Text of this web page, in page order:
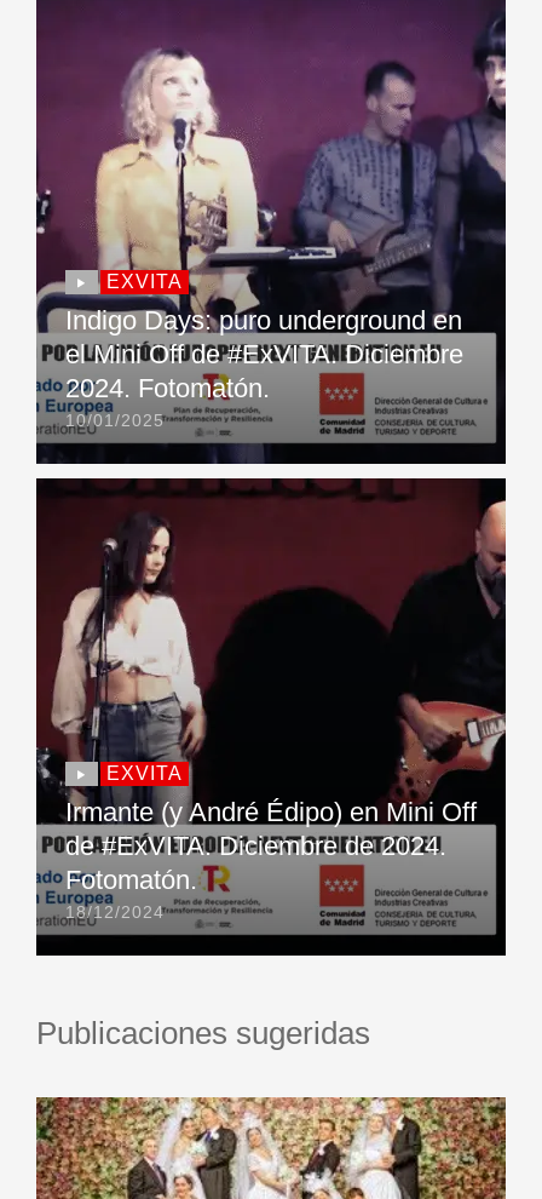
EXVITA
Indigo Days: puro underground en
el Mini Off de #ExVITA. Diciembre
2024. Fotomatón.
10/01/2025
EXVITA
Irmante (y André Édipo) en Mini Off
de #ExVITA. Diciembre de 2024.
Fotomatón.
18/12/2024
Publicaciones sugeridas